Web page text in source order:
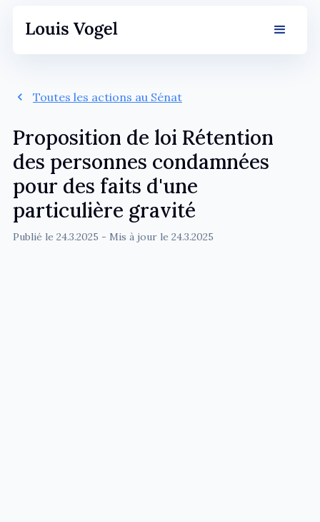
Toutes les actions au Sénat
Proposition de loi Rétention
des personnes condamnées
pour des faits d'une
particulière gravité
Publié le 24.3.2025 - Mis à jour le 24.3.2025